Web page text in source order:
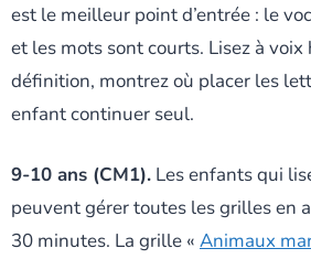
est le meilleur point d’entrée : le
et les mots sont courts. Lisez à
définition, montrez où placer les
enfant continuer seul.
9-10 ans (CM1). Les enfants qui
peuvent gérer toutes les grilles en
30 minutes. La grille « Animaux